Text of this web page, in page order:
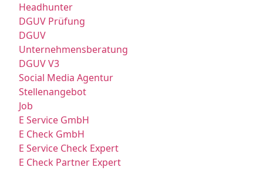
Headhunter
DGUV Prüfung
DGUV
Unternehmensberatung
DGUV V3
Social Media Agentur
Stellenangebot
Job
E Service GmbH
E Check GmbH
E Service Check Expert
E Check Partner Expert